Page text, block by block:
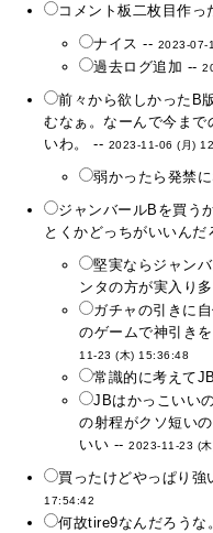
コメント板二枚目作
ナイス -- 2023-07-
過去ログ追加 --
前々から欲しかったB
むなぁ。なーんで今ま
いわ。 -- 2023-11-06 (月)
弱かったら発禁
ジャンバールBを買う
とくかどっちがいいん
堅実ならジャン
ンタの方が実入り
ガチャの引きに
のゲームで神引き
11-23 (木) 15:36:48
常識的に考えて
JBはかっこいい
の射程がクソ短い
いい --2023-11-23 (
買ったけどやっぱり
17:54:42
何故tire9なんだろうな